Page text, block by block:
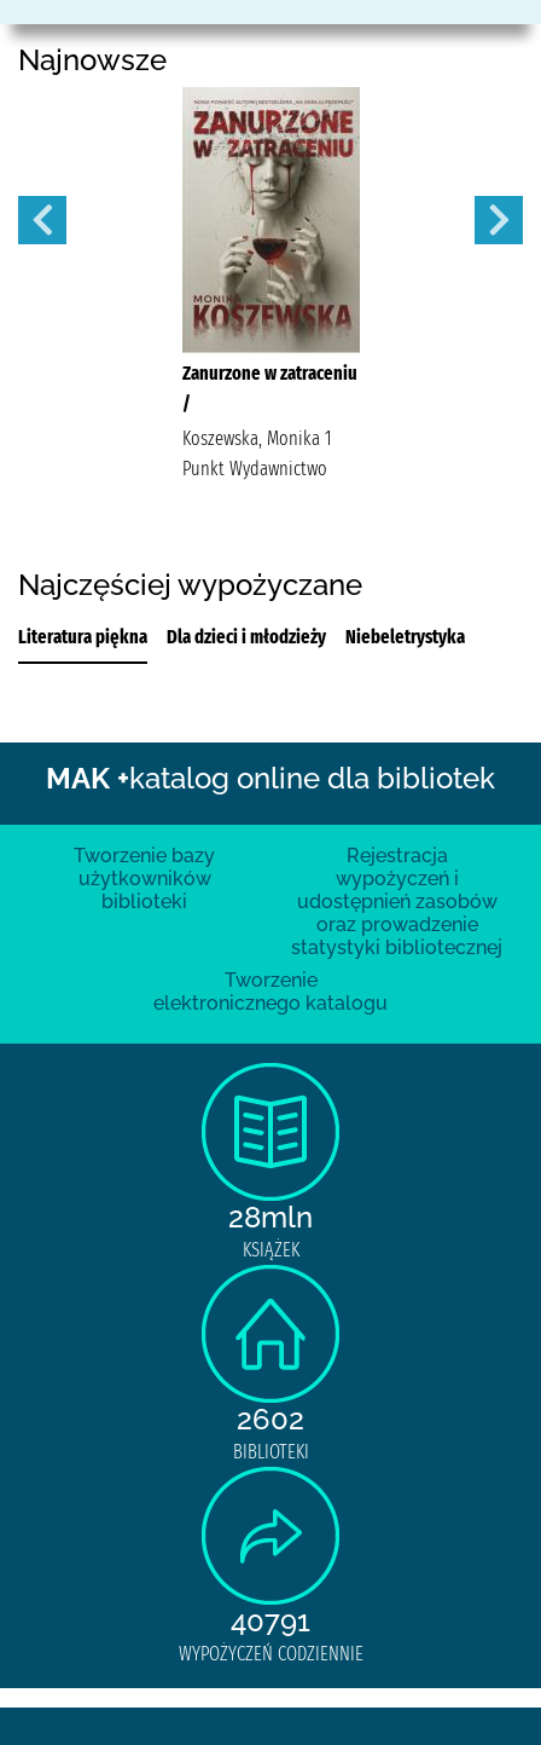
Najnowsze
Zanurzone w zatraceniu
/
Koszewska, Monika 1
Punkt Wydawnictwo
Najczęściej wypożyczane
Literatura piękna Dla dzieci i młodzieży Niebeletrystyka
MAK +katalog online dla bibliotek
Tworzenie bazy
użytkowników
biblioteki
Rejestracja
wypożyczeń i
udostępnień zasobów
oraz prowadzenie
statystyki bibliotecznej
Tworzenie
elektronicznego katalogu
28mln
KSIĄŻEK
2602
BIBLIOTEKI
40791
WYPOŻYCZEŃ CODZIENNIE